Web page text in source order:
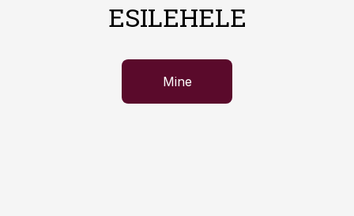
ESILEHELE
Mine